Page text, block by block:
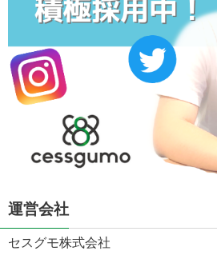
運営会社
セスグモ株式会社